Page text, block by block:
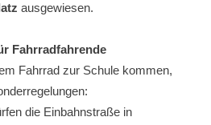
ausgewiesen.
Fahrradfahrende
Fahrrad zur Schule kommen,
die Einbahnstraße in